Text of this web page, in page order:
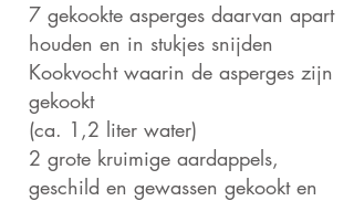
7 gekookte asperges daarvan apart
houden en in stukjes snijden
Kookvocht waarin de asperges zijn
gekookt
(ca. 1,2 liter water)
2 grote kruimige aardappels,
geschild en gewassen gekookt en